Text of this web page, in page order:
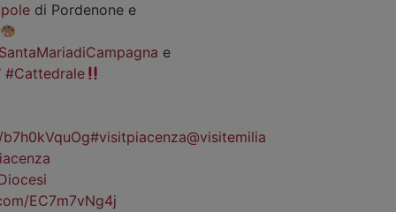
di Pordenone e
e
#Cattedrale
#visitpiacenza@visitemilia
EC7m7vNg4j